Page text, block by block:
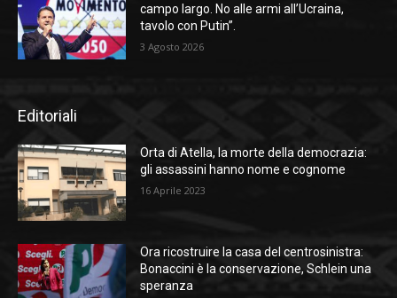
campo largo. No alle armi all’Ucraina,
tavolo con Putin”.
3 Agosto 2026
Editoriali
Orta di Atella, la morte della democrazia:
gli assassini hanno nome e cognome
16 Aprile 2023
Ora ricostruire la casa del centrosinistra:
Bonaccini è la conservazione, Schlein una
speranza